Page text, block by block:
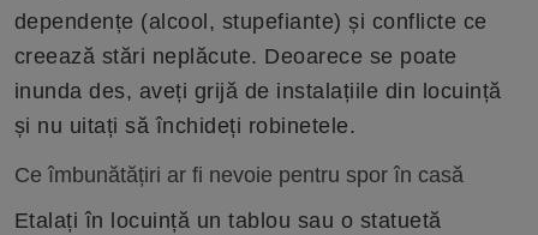
dependențe (alcool, stupefiante) și conflicte ce
creează stări neplăcute. Deoarece se poate
inunda des, aveți grijă de instalațiile din locuință
și nu uitați să închideți robinetele.
Ce îmbunătățiri ar fi nevoie pentru spor în casă
Etalați în locuință un tablou sau o statuetă